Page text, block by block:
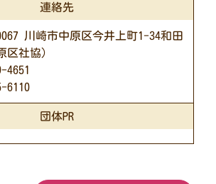
連絡先
川崎市中原区今井上町1-34和田
区社協）
4651
6110
団体PR